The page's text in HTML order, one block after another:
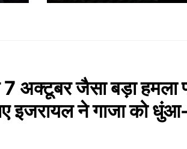
अक्टूबर जैसा बड़ा हमला
इजरायल ने गाजा को